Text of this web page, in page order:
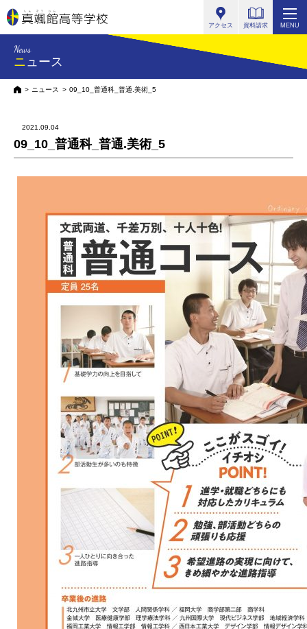
アクセス 資料請求 MENU
News
ニュース
HOMEニュース 09_10_普通科_普通.美術_5
2021.09.04
09_10_普通科_普通.美術_5